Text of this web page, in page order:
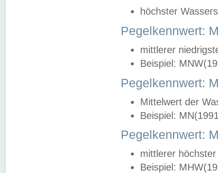
höchster
Pegelkennwert:
mittlerer
Beispiel:
Pegelkennwert:
Mittelwert der
Beispiel:
Pegelkennwert:
mittlerer
Beispiel: